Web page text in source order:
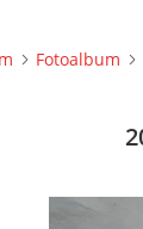
Fotoalbum